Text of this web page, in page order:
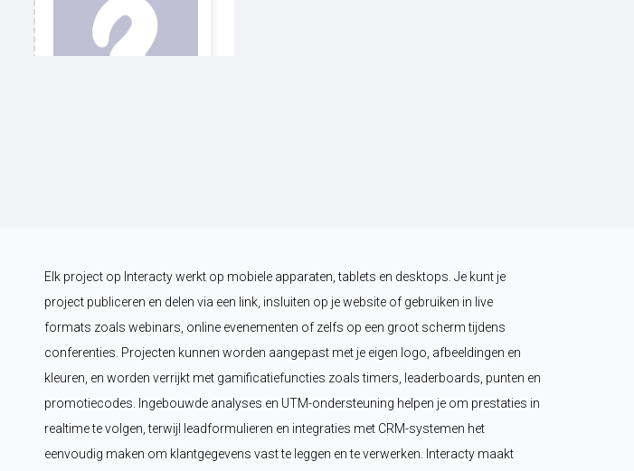
Elk project op Interacty werkt op mobiele apparaten, tablets en desktops. Je kunt je
project publiceren en delen via een link, insluiten op je website of gebruiken in live
formats zoals webinars, online evenementen of zelfs op een groot scherm tijdens
conferenties. Projecten kunnen worden aangepast met je eigen logo, afbeeldingen en
kleuren, en worden verrijkt met gamificatiefuncties zoals timers, leaderboards, punten en
promotiecodes. Ingebouwde analyses en UTM-ondersteuning helpen je om prestaties in
realtime te volgen, terwijl leadformulieren en integraties met CRM-systemen het
eenvoudig maken om klantgegevens vast te leggen en te verwerken. Interacty maakt